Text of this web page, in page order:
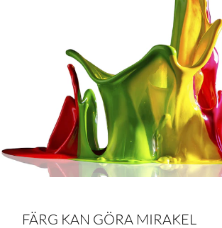
FÄRG KAN GÖRA MIRAKEL